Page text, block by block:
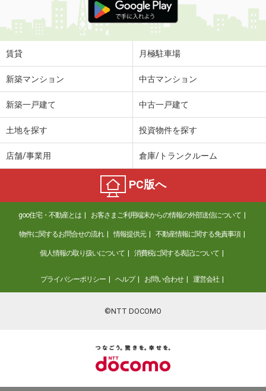
賃貸 月極駐車場
新築マンション 中古マンション
新築一戸建て 中古一戸建て
土地を探す 投資物件を探す
店舗/事業用 倉庫/トランクルーム
PC版へ
goo住宅・不動産とは お客さまご利用端末からの情報の外部送信について
物件に関するお問合せの流れ 情報提供元 不動産情報に関する免責事項
個人情報の取り扱いについて 消費税に関する表記について
プライバシーポリシー ヘルプ お問い合わせ 運営会社
©NTT DOCOMO